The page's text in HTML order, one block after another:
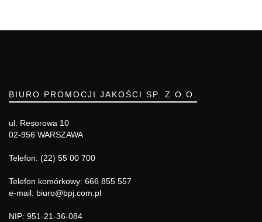
BIURO PROMOCJI JAKOŚCI SP. Z O.O.
ul. Resorowa 10
02-956 WARSZAWA
Telefon: (22) 55 00 700
Telefon komórkowy: 666 855 557
e-mail: biuro@bpj.com.pl
NIP: 951-21-36-084